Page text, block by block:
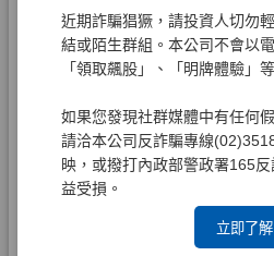
近期詐騙猖獗，請投資人切勿
結或陌生群組。本公司不會以
「領取飆股」、「明牌體驗」等
如果您發現社群媒體中有任何
請洽本公司反詐騙專線
映，或撥打內政部警政署165
益受損。
立即了解